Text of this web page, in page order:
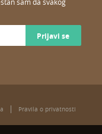
Prijavi se
Pravila o privatnosti